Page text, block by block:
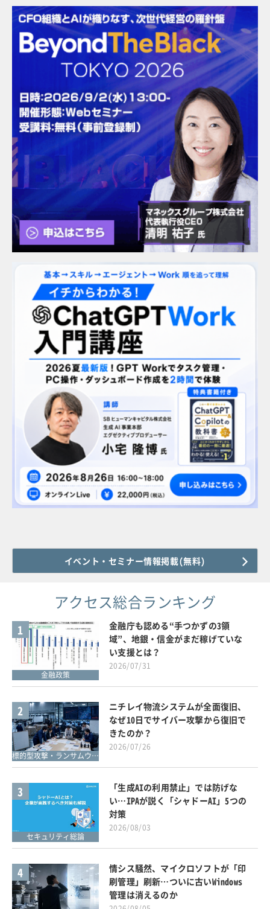
イベント・セミナー情報掲載(無料)
アクセス総合ランキング
1
金融政策
金融庁も認める“手つかずの3領
域”、地銀・信金がまだ稼げていな
い支援とは？
2026/07/31
2
標的型攻撃・ランサムウェア対策
ニチレイ物流システムが全面復旧、
なぜ10日でサイバー攻撃から復旧で
きたのか？
2026/07/26
3
セキュリティ総論
「生成AIの利用禁止」では防げな
い…IPAが説く「シャドーAI」5つの
対策
2026/08/03
4
情シス騒然、マイクロソフトが「印
刷管理」刷新…ついに古いWindows
管理は消えるのか